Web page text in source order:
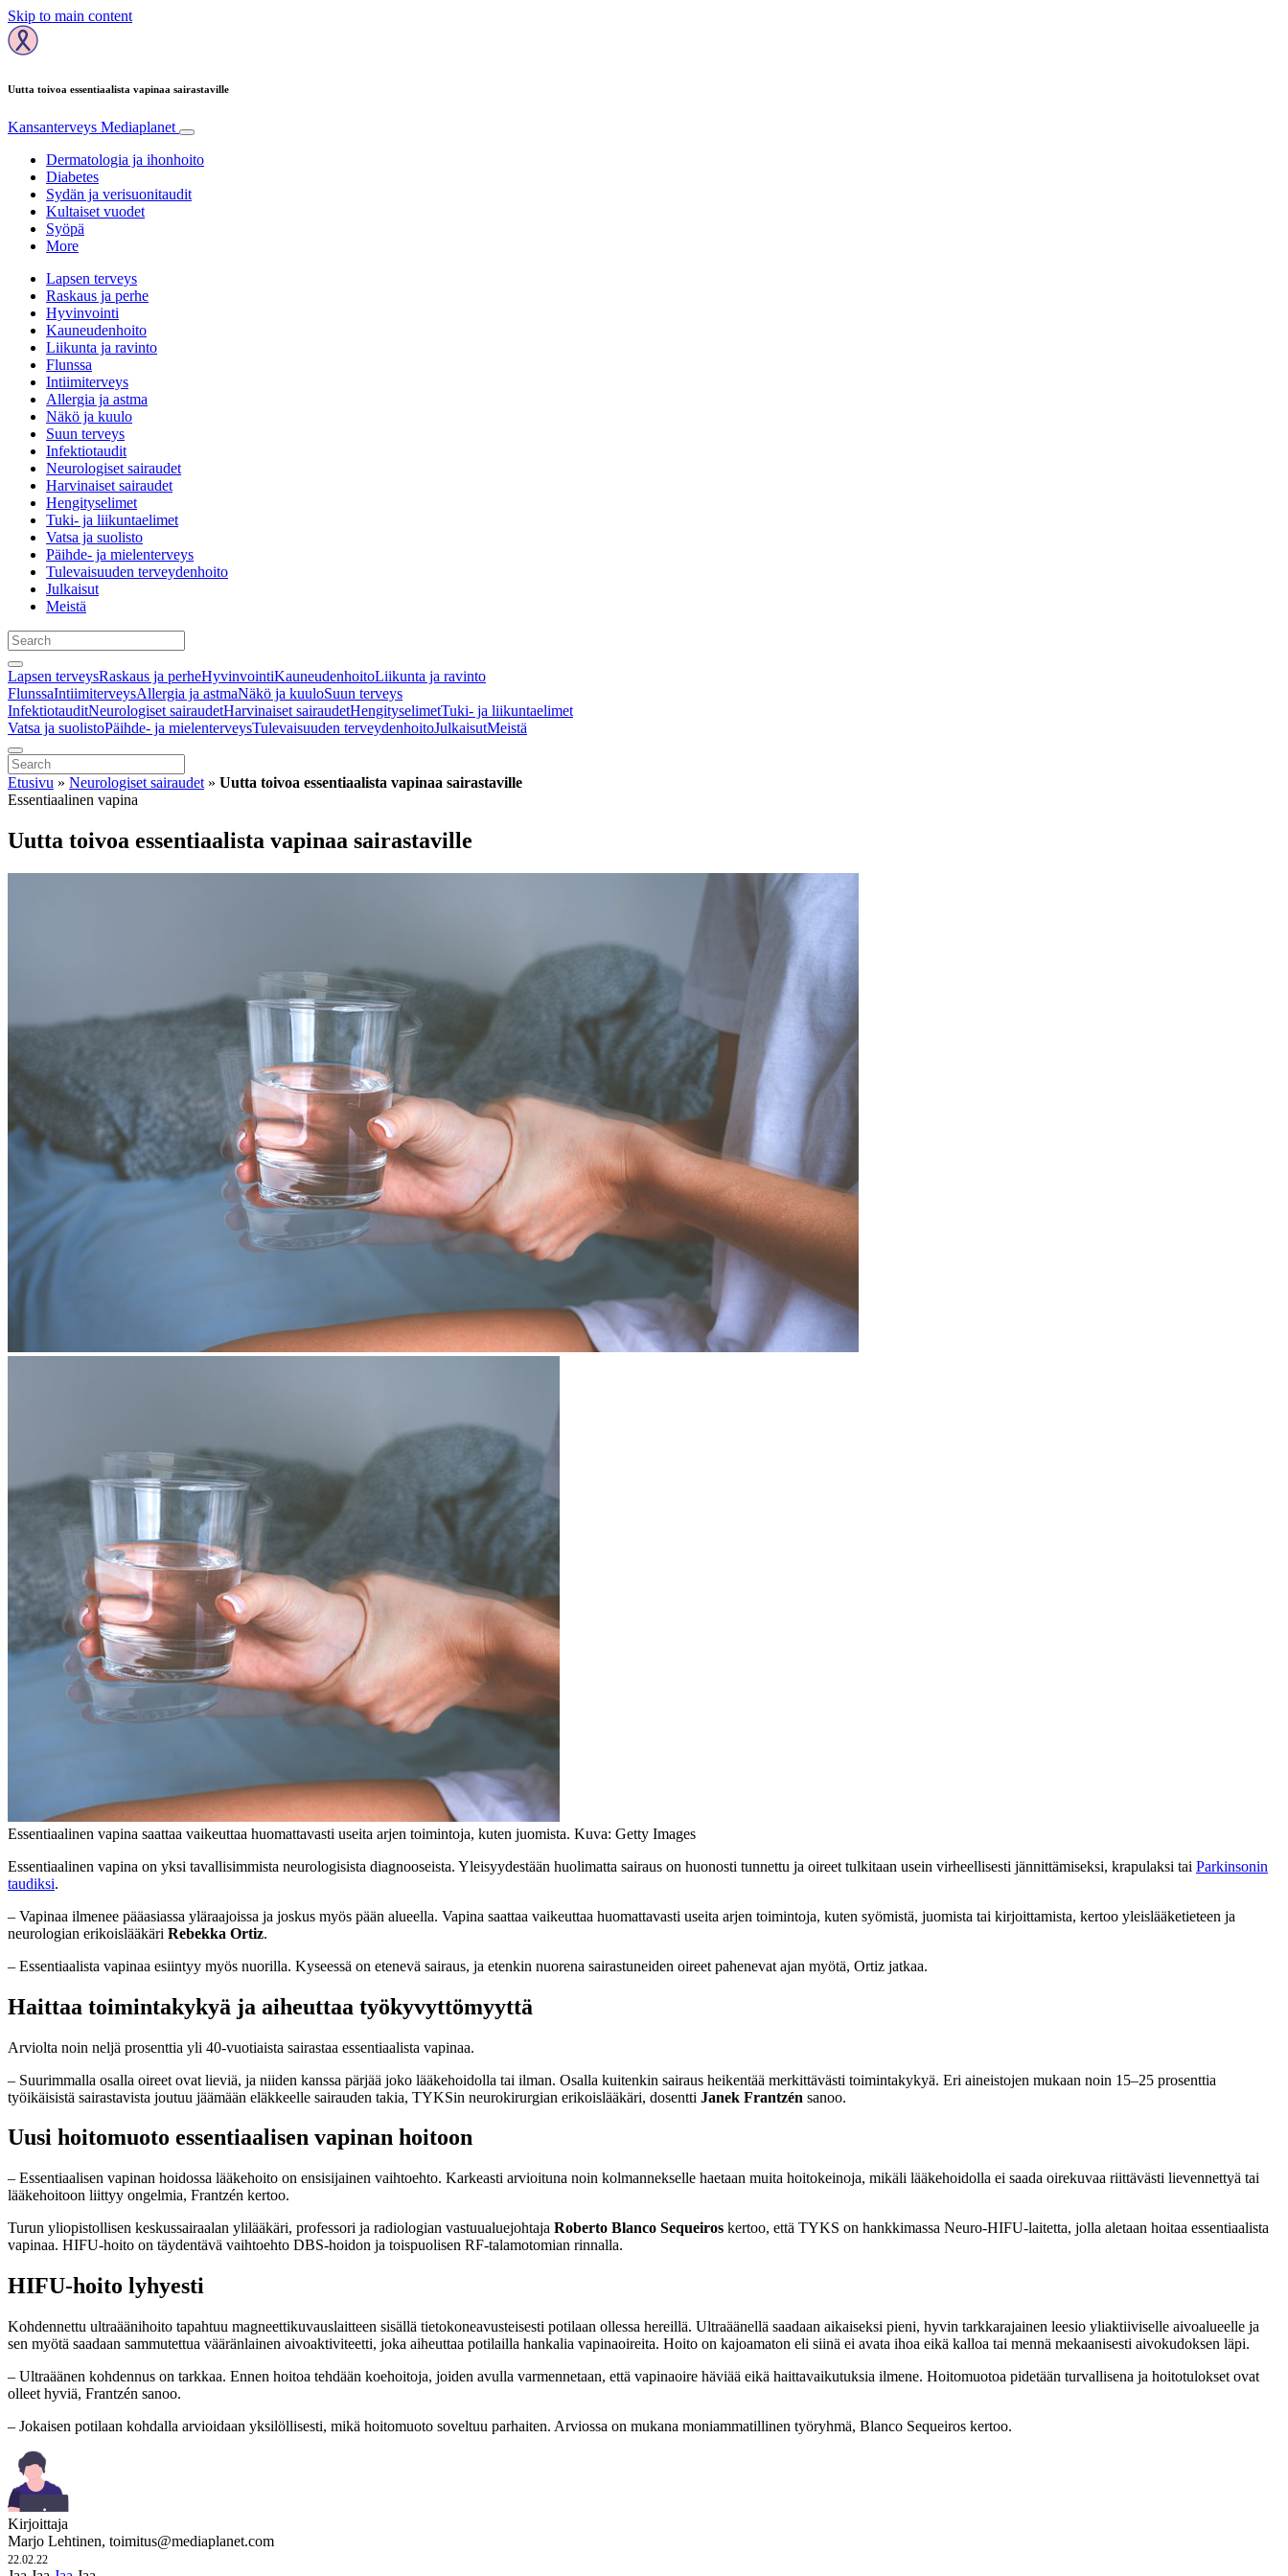
Skip to main content
Uutta toivoa essentiaalista vapinaa sairastaville
Kansanterveys Mediaplanet
Dermatologia ja ihonhoito
Diabetes
Sydän ja verisuonitaudit
Kultaiset vuodet
Syöpä
More
Lapsen terveys
Raskaus ja perhe
Hyvinvointi
Kauneudenhoito
Liikunta ja ravinto
Flunssa
Intiimiterveys
Allergia ja astma
Näkö ja kuulo
Suun terveys
Infektiotaudit
Neurologiset sairaudet
Harvinaiset sairaudet
Hengityselimet
Tuki- ja liikuntaelimet
Vatsa ja suolisto
Päihde- ja mielenterveys
Tulevaisuuden terveydenhoito
Julkaisut
Meistä
Lapsen terveysRaskaus ja perheHyvinvointiKauneudenhoitoLiikunta ja ravinto
FlunssaIntiimiterveysAllergia ja astmaNäkö ja kuuloSuun terveys
InfektiotauditNeurologiset sairaudetHarvinaiset sairaudetHengityselimetTuki- ja liikuntaelimet
Vatsa ja suolistoPäihde- ja mielenterveysTulevaisuuden terveydenhoitoJulkaisutMeistä
Etusivu » Neurologiset sairaudet » Uutta toivoa essentiaalista vapinaa sairastaville
Essentiaalinen vapina
Uutta toivoa essentiaalista vapinaa sairastaville
Essentiaalinen vapina saattaa vaikeuttaa huomattavasti useita arjen toimintoja, kuten juomista. Kuva: Getty Images
Essentiaalinen vapina on yksi tavallisimmista neurologisista diagnooseista. Yleisyydestään huolimatta sairaus on huonosti tunnettu ja oireet tulkitaan usein virheellisesti jännittämiseksi, krapulaksi tai Parkinsonin
taudiksi.
– Vapinaa ilmenee pääasiassa yläraajoissa ja joskus myös pään alueella. Vapina saattaa vaikeuttaa huomattavasti useita arjen toimintoja, kuten syömistä, juomista tai kirjoittamista, kertoo yleislääketieteen ja
neurologian erikoislääkäri Rebekka Ortiz.
– Essentiaalista vapinaa esiintyy myös nuorilla. Kyseessä on etenevä sairaus, ja etenkin nuorena sairastuneiden oireet pahenevat ajan myötä, Ortiz jatkaa.
Haittaa toimintakykyä ja aiheuttaa työkyvyttömyyttä
Arviolta noin neljä prosenttia yli 40-vuotiaista sairastaa essentiaalista vapinaa.
– Suurimmalla osalla oireet ovat lieviä, ja niiden kanssa pärjää joko lääkehoidolla tai ilman. Osalla kuitenkin sairaus heikentää merkittävästi toimintakykyä. Eri aineistojen mukaan noin 15–25 prosenttia
työikäisistä sairastavista joutuu jäämään eläkkeelle sairauden takia, TYKSin neurokirurgian erikoislääkäri, dosentti Janek Frantzén sanoo.
Uusi hoitomuoto essentiaalisen vapinan hoitoon
– Essentiaalisen vapinan hoidossa lääkehoito on ensisijainen vaihtoehto. Karkeasti arvioituna noin kolmannekselle haetaan muita hoitokeinoja, mikäli lääkehoidolla ei saada oirekuvaa riittävästi lievennettyä tai
lääkehoitoon liittyy ongelmia, Frantzén kertoo.
Turun yliopistollisen keskussairaalan ylilääkäri, professori ja radiologian vastuualuejohtaja Roberto Blanco Sequeiros kertoo, että TYKS on hankkimassa Neuro-HIFU-laitetta, jolla aletaan hoitaa essentiaalista
vapinaa. HIFU-hoito on täydentävä vaihtoehto DBS-hoidon ja toispuolisen RF-talamotomian rinnalla.
HIFU-hoito lyhyesti
Kohdennettu ultraäänihoito tapahtuu magneettikuvauslaitteen sisällä tietokoneavusteisesti potilaan ollessa hereillä. Ultraäänellä saadaan aikaiseksi pieni, hyvin tarkkarajainen leesio yliaktiiviselle aivoalueelle ja
sen myötä saadaan sammutettua vääränlainen aivoaktiviteetti, joka aiheuttaa potilailla hankalia vapinaoireita. Hoito on kajoamaton eli siinä ei avata ihoa eikä kalloa tai mennä mekaanisesti aivokudoksen läpi.
– Ultraäänen kohdennus on tarkkaa. Ennen hoitoa tehdään koehoitoja, joiden avulla varmennetaan, että vapinaoire häviää eikä haittavaikutuksia ilmene. Hoitomuotoa pidetään turvallisena ja hoitotulokset ovat
olleet hyviä, Frantzén sanoo.
– Jokaisen potilaan kohdalla arvioidaan yksilöllisesti, mikä hoitomuoto soveltuu parhaiten. Arviossa on mukana moniammatillinen työryhmä, Blanco Sequeiros kertoo.
Kirjoittaja
Marjo Lehtinen, toimitus@mediaplanet.com
22.02.22